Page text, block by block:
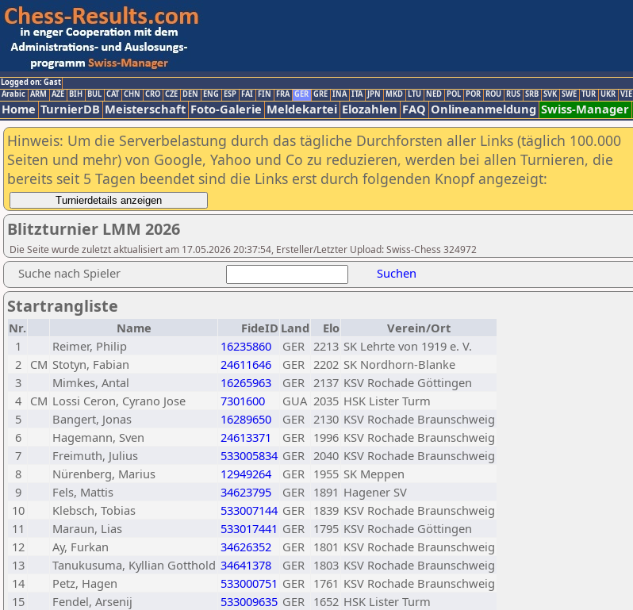
Logged on: Gast
Arabic ARM AZE BIH BUL CAT CHN CRO CZE DEN ENG ESP FAI FIN FRA GER GRE INA ITA JPN MKD LTU NED POL POR ROU RUS SRB SVK SWE TUR UKR VIE
Home TurnierDB Meisterschaft Foto-Galerie Meldekartei Elozahlen FAQ Onlineanmeldung Swiss-Manager
Hinweis: Um die Serverbelastung durch das tägliche Durchforsten aller Links (täglich 100.000
Seiten und mehr) von Google, Yahoo und Co zu reduzieren, werden bei allen Turnieren, die
bereits seit 5 Tagen beendet sind die Links erst durch folgenden Knopf angezeigt:
Blitzturnier LMM 2026
Die Seite wurde zuletzt aktualisiert am 17.05.2026 20:37:54, Ersteller/Letzter Upload: Swiss-Chess 324972
Suche nach Spieler Suchen
Startrangliste
Nr. Name FideID Land Elo
Verein/Ort
1
Reimer, Philip 16235860 GER 2213 SK Lehrte von 1919 e. V.
2
CM Stotyn, Fabian 24611646 GER 2202 SK Nordhorn-Blanke
3
Mimkes, Antal 16265963 GER 2137 KSV Rochade Göttingen
4
CM Lossi Ceron, Cyrano Jose 7301600 GUA 2035 HSK Lister Turm
5
Bangert, Jonas 16289650 GER 2130 KSV Rochade Braunschweig
6
Hagemann, Sven 24613371 GER 1996 KSV Rochade Braunschweig
7
Freimuth, Julius 533005834 GER 2040 KSV Rochade Braunschweig
8
Nürenberg, Marius 12949264 GER 1955 SK Meppen
9
Fels, Mattis 34623795 GER 1891 Hagener SV
10
Klebsch, Tobias 533007144 GER 1839 KSV Rochade Braunschweig
11
Maraun, Lias 533017441 GER 1795 KSV Rochade Göttingen
12
Ay, Furkan 34626352 GER 1801 KSV Rochade Braunschweig
13
Tanukusuma, Kyllian Gotthold 34641378 GER 1803 KSV Rochade Braunschweig
14
Petz, Hagen 533000751 GER 1761 KSV Rochade Braunschweig
15
Fendel, Arsenij 533009635 GER 1652 HSK Lister Turm